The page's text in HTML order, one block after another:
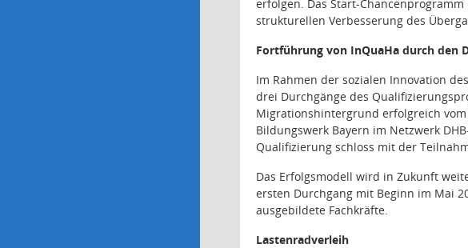
erfolgen. Das Start-
strukturellen Verbesserung des
Fortführung von InQuaHa durch den
Im Rahmen der sozialen Innovation
drei Durchgänge des
Migrationshintergrund erfolgreich
Bildungswerk Bayern im Netzwerk
Qualifizierung schloss mit der
Das Erfolgsmodell wird in Zukunft
ersten Durchgang mit Beginn im Mai
ausgebildete Fachkräfte.
Lastenradverleih